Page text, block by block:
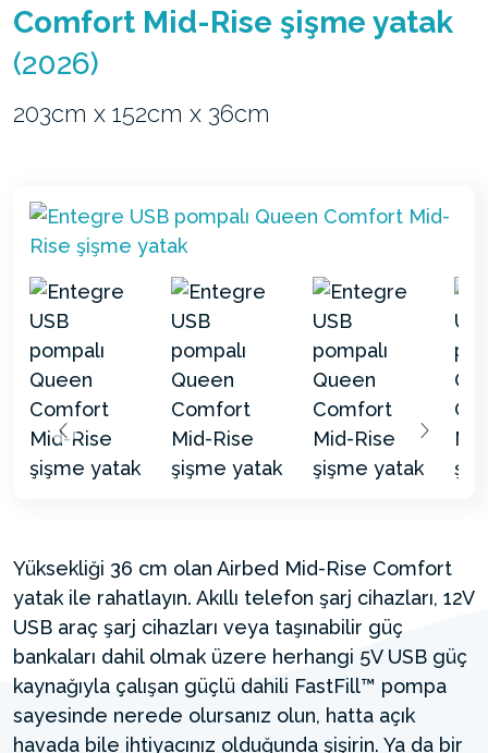
Comfort Mid-Rise şişme yatak
(2026)
203cm x 152cm x 36cm
Yüksekliği 36 cm olan Airbed Mid-Rise Comfort
yatak ile rahatlayın. Akıllı telefon şarj cihazları, 12V
USB araç şarj cihazları veya taşınabilir güç
bankaları dahil olmak üzere herhangi 5V USB güç
kaynağıyla çalışan güçlü dahili FastFill™ pompa
sayesinde nerede olursanız olun, hatta açık
havada bile ihtiyacınız olduğunda şişirin. Ya da bir